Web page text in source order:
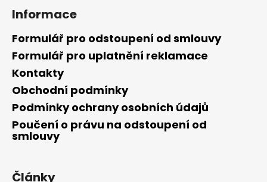
Informace
Formulář pro odstoupení od smlouvy
Formulář pro uplatnění reklamace
Kontakty
Obchodní podmínky
Podmínky ochrany osobních údajů
Poučení o právu na odstoupení od
smlouvy
Články